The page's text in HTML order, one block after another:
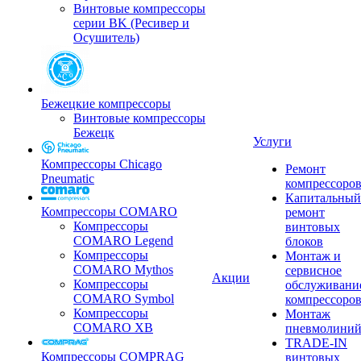
Винтовые компрессоры
серии BK (Ресивер и
Осушитель)
Бежецкие компрессоры
Винтовые компрессоры
Бежецк
Компрессоры Chicago
Pneumatic
Компрессоры COMARO
Компрессоры
COMARO Legend
Компрессоры
COMARO Mythos
Компрессоры
COMARO Symbol
Компрессоры
COMARO XB
Компрессоры COMPRAG
Акции
Услуги
Ремонт
компрессоров
Капитальный
ремонт
винтовых
блоков
Монтаж и
сервисное
компрессоров
Монтаж
пневмолиний
TRADE-IN
винтовых